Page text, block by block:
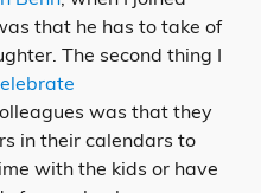
that he has to take of
The second thing I
was that they
in their calendars to
with the kids or have